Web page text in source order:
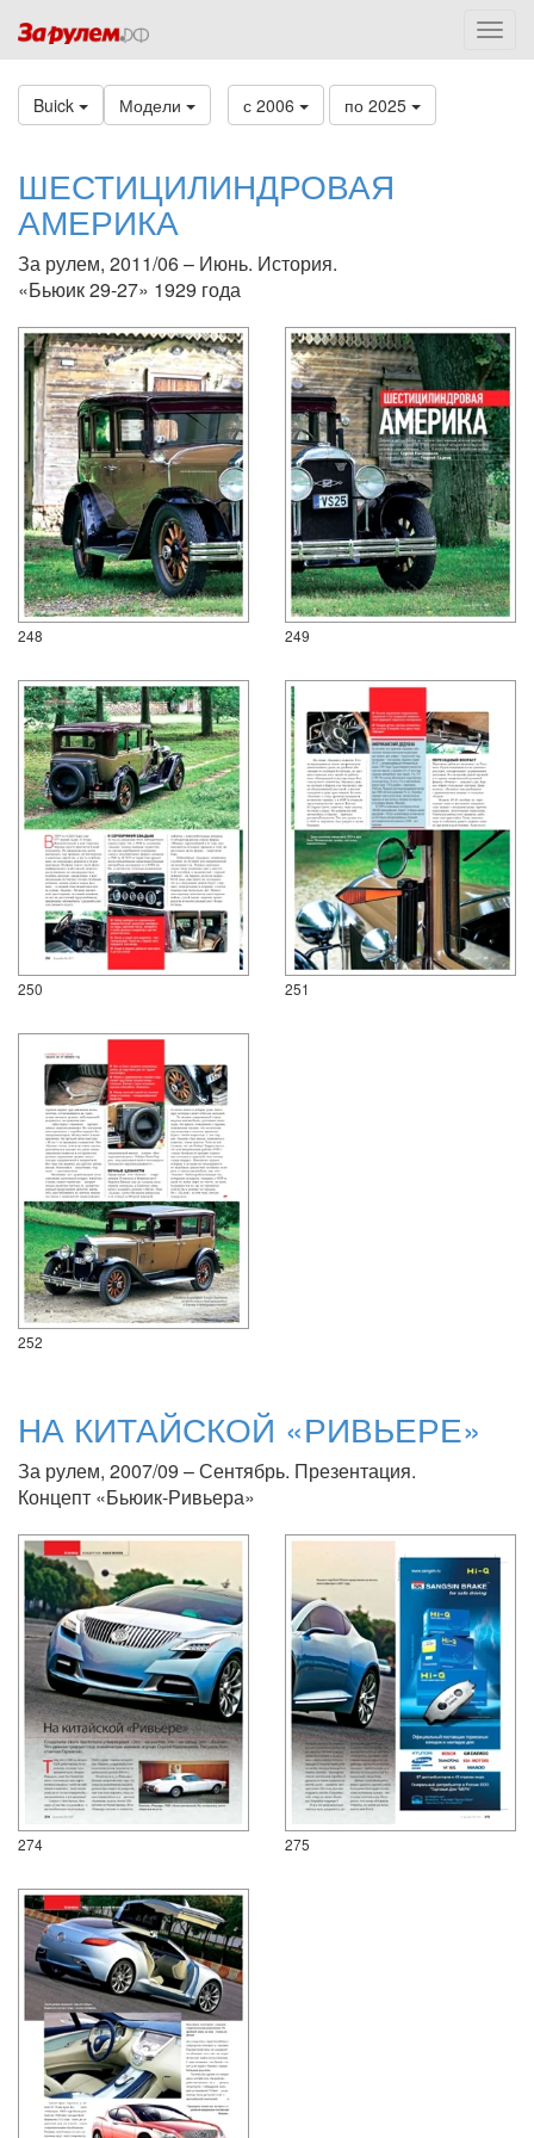
Buick Модели с 2006 по 2025
ШЕСТИЦИЛИНДРОВАЯ
АМЕРИКА
За рулем, 2011/06 – Июнь. История.
«Бьюик 29-27» 1929 года
248 249
250 251
252
НА КИТАЙСКОЙ «РИВЬЕРЕ»
За рулем, 2007/09 – Сентябрь. Презентация.
Концепт «Бьюик-Ривьера»
274 275